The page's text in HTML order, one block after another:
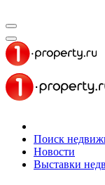
Поиск
Новости
Выставки